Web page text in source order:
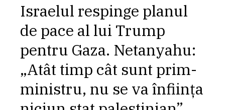
Israelul respinge planul
de pace al lui Trump
pentru Gaza. Netanyahu:
„Atât timp cât sunt prim-
ministru, nu se va înfiinţa